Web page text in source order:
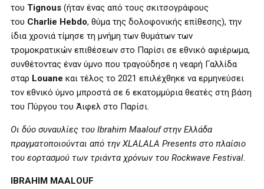
του Tignous (ήταν ένας από τους σκιτσογράφους
του Charlie Hebdo, θύμα της δολοφονικής επίθεσης), την
ίδια χρονιά τίμησε τη μνήμη των θυμάτων των
τρομοκρατικών επιθέσεων στο Παρίσι σε εθνικό αφιέρωμα,
συνθέτοντας έναν ύμνο που τραγούδησε η νεαρή Γαλλίδα
σταρ Louane και τέλος το 2021 επιλέχθηκε να ερμηνεύσει
τον εθνικό ύμνο μπροστά σε 6 εκατομμύρια θεατές στη βάση
του Πύργου του Άιφελ στο Παρίσι.
Οι δύο συναυλίες του Ibrahim Maalouf στην Ελλάδα
πραγματοποιούνται από την ΧLALALA Presents στο πλαίσιο
του εορτασμού των τριάντα χρόνων του Rockwave Festival.
IBRAHIM MAALOUF